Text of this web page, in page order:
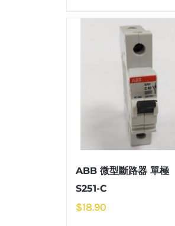
ABB 微型斷路器 單極
S251-C
$18.90